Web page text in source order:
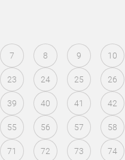
7 8 9 10
23 24 25 26
39 40 41 42
55 56 57 58
71 72 73 74